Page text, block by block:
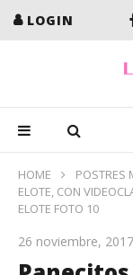
LOGIN
HOME POSTRES
ELOTE, CON
ELOTE FOTO 10
26 noviembre, 2017